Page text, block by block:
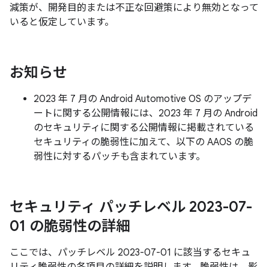
減策が、開発目的または不正な回避策により無効となって
いると仮定しています。
お知らせ
2023 年 7 月の Android Automotive OS のアップデ
ートに関する公開情報には、2023 年 7 月の Android
のセキュリティに関する公開情報に掲載されている
セキュリティの脆弱性に加えて、以下の AAOS の脆
弱性に対するパッチも含まれています。
セキュリティ パッチレベル 2023-07-
01 の脆弱性の詳細
ここでは、パッチレベル 2023-07-01 に該当するセキュ